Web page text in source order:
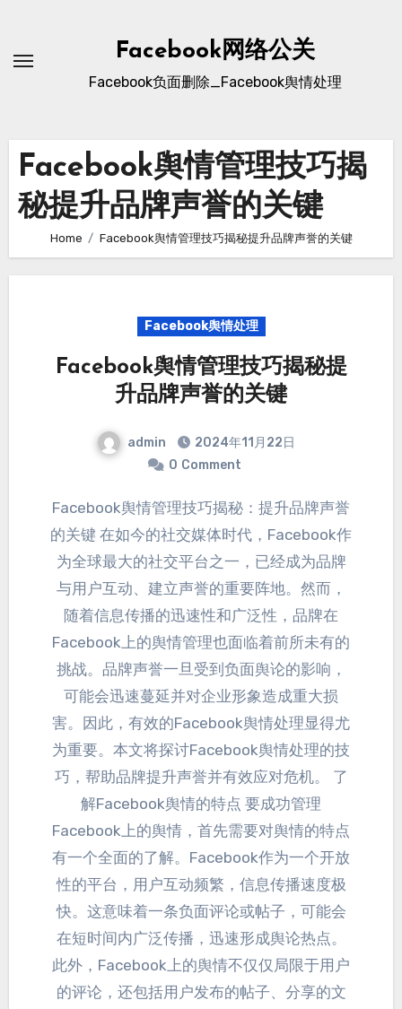
content
Facebook网络公关
Facebook负面删除_Facebook舆情处理
Facebook舆情管理技巧揭
秘提升品牌声誉的关键
Home Facebook舆情管理技巧揭秘提升品牌声誉的关键
Facebook舆情处理
Facebook舆情管理技巧揭秘提
升品牌声誉的关键
admin 2024年11月22日
0 Comment
Facebook舆情管理技巧揭秘 ： 提升品牌声誉
的关键 在如今的社交媒体时代 ， Facebook作
为全球最大的社交平台之一 ， 已经成为品牌
与用户互动、 建立声誉的重要阵地。 然而 ，
随着信息传播的迅速性和广泛性 ， 品牌在
Facebook上的舆情管理也面临着前所未有的
挑战。 品牌声誉一旦受到负面舆论的影响 ，
可能会迅速蔓延并对企业形象造成重大损
害。 因此 ， 有效的Facebook舆情处理显得尤
为重要。 本文将探讨Facebook舆情处理的技
巧 ， 帮助品牌提升声誉并有效应对危机。 了
解Facebook舆情的特点 要成功管理
Facebook上的舆情 ， 首先需要对舆情的特点
有一个全面的了解。 Facebook作为一个开放
性的平台 ， 用户互动频繁 ， 信息传播速度极
快。 这意味着一条负面评论或帖子 ， 可能会
在短时间内广泛传播 ， 迅速形成舆论热点。
此外 ， Facebook上的舆情不仅仅局限于用户
的评论 ， 还包括用户发布的帖子、 分享的文